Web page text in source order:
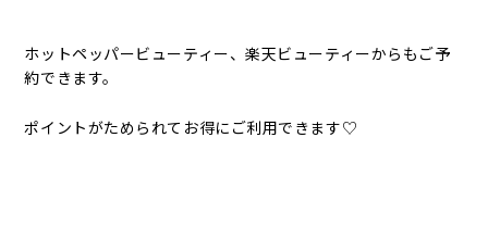
ホットペッパービューティー、楽天ビューティーからもご予
約できます。
ポイントがためられてお得にご利用できます♡